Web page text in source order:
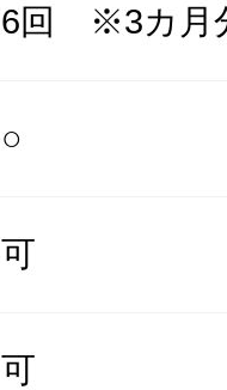
6回 ※3カ月
○
可
可